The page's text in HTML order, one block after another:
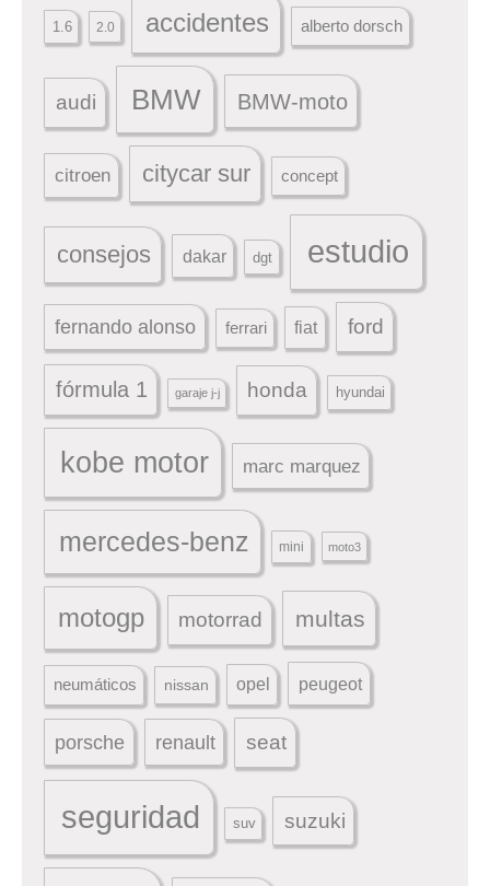
1.6 2.0 accidentes alberto dorsch
audi BMW BMW-moto
citroen citycar sur concept
consejos dakar dgt estudio
fernando alonso ferrari fiat ford
fórmula 1 garaje j-j honda hyundai
kobe motor marc marquez
mercedes-benz mini moto3
motogp motorrad multas
neumáticos nissan opel peugeot
porsche renault seat
seguridad suv suzuki